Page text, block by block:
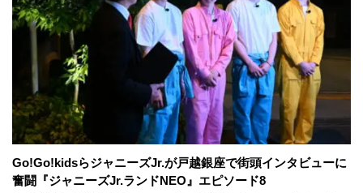
Go!Go!kidsらジャニーズJr.が戸越銀座で街頭インタビューに
奮闘『ジャニーズJr.ランドNEO』エピソード8